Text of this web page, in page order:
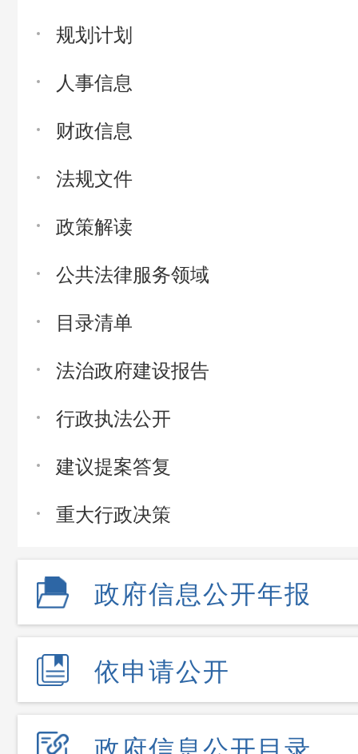
规划计划
人事信息
财政信息
法规文件
政策解读
公共法律服务领域
目录清单
法治政府建设报告
行政执法公开
建议提案答复
重大行政决策
政府信息公开年报
依申请公开